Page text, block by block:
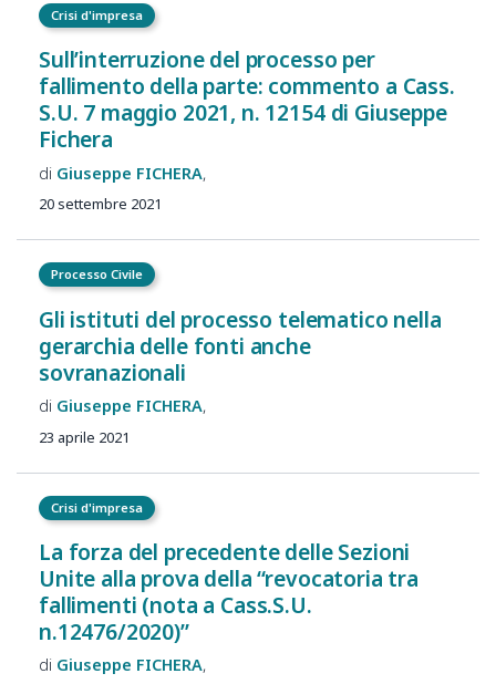
Crisi d'impresa
Sull’interruzione del processo per
fallimento della parte: commento a Cass.
S.U. 7 maggio 2021, n. 12154 di Giuseppe
Fichera
Giuseppe FICHERA
20 settembre 2021
Processo Civile
Gli istituti del processo telematico nella
gerarchia delle fonti anche
sovranazionali
Giuseppe FICHERA
23 aprile 2021
Crisi d'impresa
La forza del precedente delle Sezioni
Unite alla prova della “revocatoria tra
fallimenti (nota a Cass.S.U.
n.12476/2020)”
Giuseppe FICHERA